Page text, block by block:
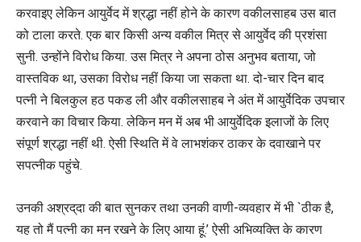
करवाइए लेकिन आयुर्वेद में श्रद्धा नहीं होने के कारण वकीलसाहब उस बात
को टाला करते. एक बार किसी अन्य वकील मित्र से आयुर्वेद की प्रशंसा
सुनी. उन्होंने विरोध किया. उस मित्र ने अपना ठोस अनुभव बताया, जो
वास्तविक था, उसका विरोध नहीं किया जा सकता था. दो-चार दिन बाद
पत्नी ने बिलकुल हठ पकड ली और वकीलसाहब ने अंत में आयुर्वेदिक उपचार
करवाने का विचार किया. लेकिन मन में अब भी आयुर्वेदिक इलाजों के लिए
संपूर्ण श्रद्धा नहीं थी. ऐसी स्थिति में वे लाभशंकर ठाकर के दवाखाने पर
सपत्नीक पहुंचे.
उनकी अश्रद्‌दा की बात सुनकर तथा उनकी वाणी-व्यवहार में भी `ठीक है,
यह तो मैं पत्नी का मन रखने के लिए आया हूं.’ ऐसी अभिव्यक्ति के कारण